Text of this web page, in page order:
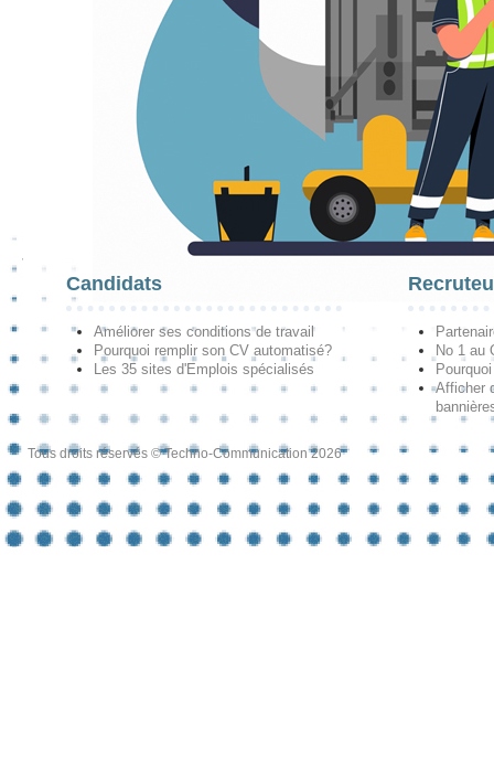
Candidats
Améliorer ses conditions de travail
Pourquoi remplir son CV automatisé?
Les 35 sites d'Emplois spécialisés
No 1 au
Afficher
Tous droits réservés © Techno-Communication 2026